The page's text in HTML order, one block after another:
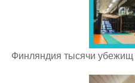
Финляндия тысячи убежищ